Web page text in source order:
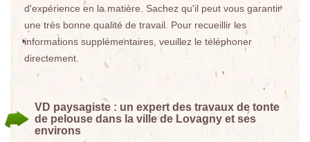
d'expérience en la matière. Sachez qu'il peut vous garantir
une très bonne qualité de travail. Pour recueillir les
informations supplémentaires, veuillez le téléphoner
directement.
VD paysagiste : un expert des travaux de tonte
de pelouse dans la ville de Lovagny et ses
environs